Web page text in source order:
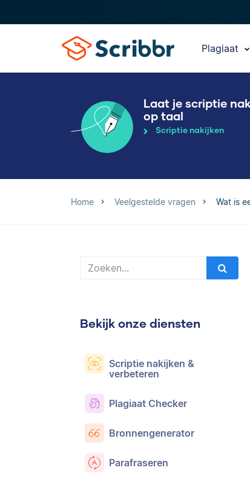
Plagiaat
Laat je scriptie
op taal
Scriptie nakijken
Home Veelgestelde vragen Wat is
Bekijk onze diensten
Scriptie nakijken &
verbeteren
Plagiaat Checker
Bronnengenerator
Parafraseren